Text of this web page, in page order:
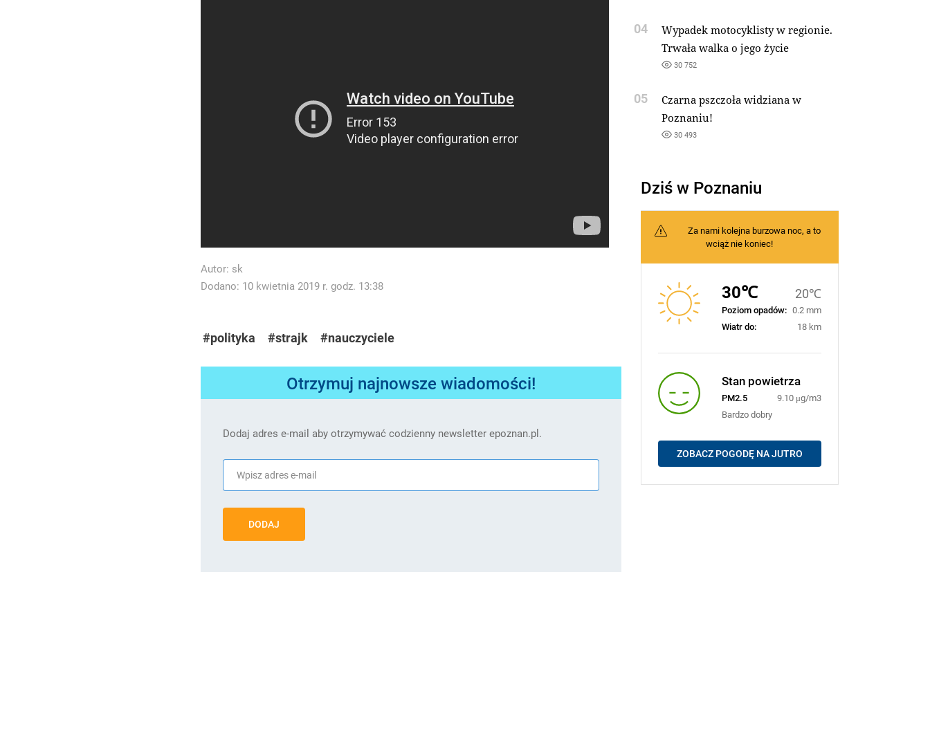
Autor: sk
Dodano: 10 kwietnia 2019 r. godz. 13:38
#polityka #strajk #nauczyciele
Otrzymuj najnowsze wiadomości!
Dodaj adres e-mail aby otrzymywać codzienny newsletter epoznan.pl.
DODAJ
04
Wypadek motocyklisty w regionie.
Trwała walka o jego życie
30 752
05
Czarna pszczoła widziana w
Poznaniu!
30 493
Dziś w Poznaniu
Za nami kolejna burzowa noc, a to
wciąż nie koniec!
30℃ 20℃
Poziom opadów: 0.2 mm
Wiatr do:
18 km
Stan powietrza
PM2.5
9.10 μg/m3
Bardzo dobry
ZOBACZ POGODĘ NA JUTRO